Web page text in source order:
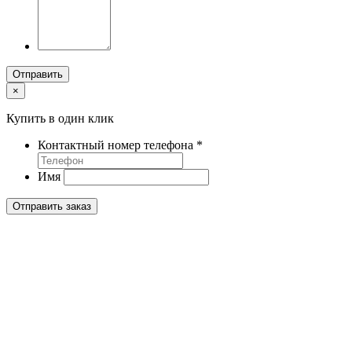
Отправить
×
Купить в один клик
Контактный номер телефона *
Имя
Отправить заказ